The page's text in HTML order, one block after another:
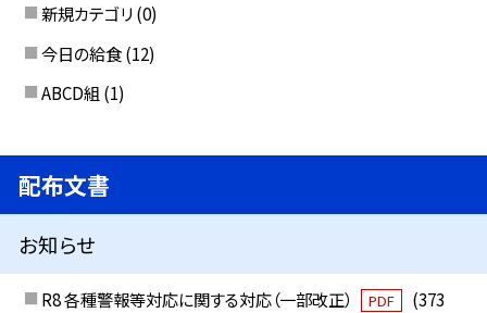
新規カテゴリ (0)
今日の給食 (12)
ABCD組 (1)
配布文書
お知らせ
R8 各種警報等対応に関する対応（一部改正） PDF
(373